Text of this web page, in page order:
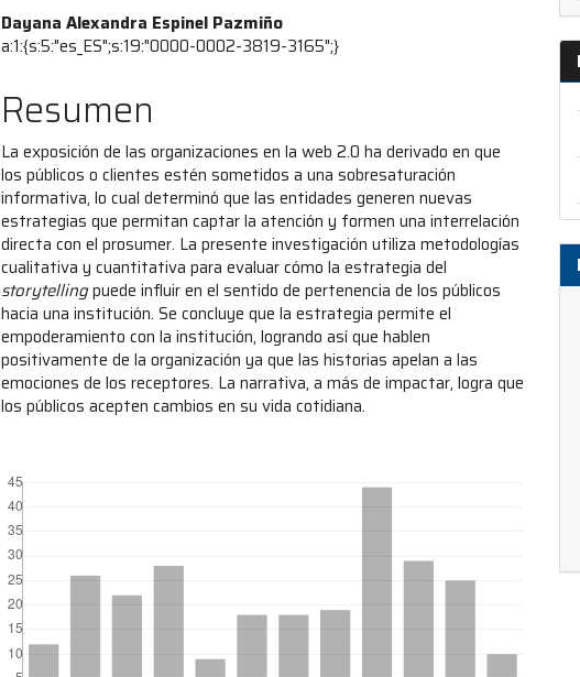
Contenido
principal
del
artículo
Dayana Alexandra Espinel Pazmiño
a:1:{s:5:"es_ES";s:19:"0000-0002-3819-3165";}
Resumen
La exposición de las organizaciones en la web 2.0 ha derivado en que
los públicos o clientes estén sometidos a una sobresaturación
informativa, lo cual determinó que las entidades generen nuevas
estrategias que permitan captar la atención y formen una interrelación
directa con el prosumer. La presente investigación utiliza metodologías
cualitativa y cuantitativa para evaluar cómo la estrategia del
storytellingpuede influir en el sentido de pertenencia de los públicos
hacia una institución. Se concluye que la estrategia permite el
empoderamiento con la institución, logrando así que hablen
positivamente de la organización ya que las historias apelan a las
emociones de los receptores. La narrativa, a más de impactar, logra que
los públicos acepten cambios en su vida cotidiana.